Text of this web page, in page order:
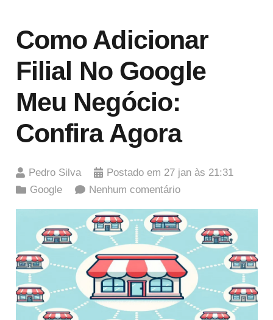
Como Adicionar
Filial No Google
Meu Negócio:
Confira Agora
Pedro Silva Postado em 27 jan às 21:31
Google
Nenhum comentário